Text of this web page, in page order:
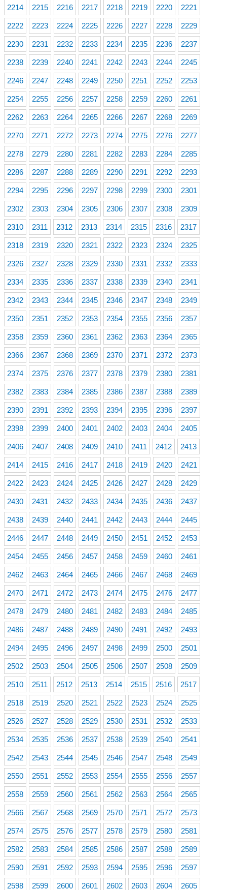
2214 2215 2216 2217 2218 2219 2220 2221
2222 2223 2224 2225 2226 2227 2228 2229
2230 2231 2232 2233 2234 2235 2236 2237
2238 2239 2240 2241 2242 2243 2244 2245
2246 2247 2248 2249 2250 2251 2252 2253
2254 2255 2256 2257 2258 2259 2260 2261
2262 2263 2264 2265 2266 2267 2268 2269
2270 2271 2272 2273 2274 2275 2276 2277
2278 2279 2280 2281 2282 2283 2284 2285
2286 2287 2288 2289 2290 2291 2292 2293
2294 2295 2296 2297 2298 2299 2300 2301
2302 2303 2304 2305 2306 2307 2308 2309
2310 2311 2312 2313 2314 2315 2316 2317
2318 2319 2320 2321 2322 2323 2324 2325
2326 2327 2328 2329 2330 2331 2332 2333
2334 2335 2336 2337 2338 2339 2340 2341
2342 2343 2344 2345 2346 2347 2348 2349
2350 2351 2352 2353 2354 2355 2356 2357
2358 2359 2360 2361 2362 2363 2364 2365
2366 2367 2368 2369 2370 2371 2372 2373
2374 2375 2376 2377 2378 2379 2380 2381
2382 2383 2384 2385 2386 2387 2388 2389
2390 2391 2392 2393 2394 2395 2396 2397
2398 2399 2400 2401 2402 2403 2404 2405
2406 2407 2408 2409 2410 2411 2412 2413
2414 2415 2416 2417 2418 2419 2420 2421
2422 2423 2424 2425 2426 2427 2428 2429
2430 2431 2432 2433 2434 2435 2436 2437
2438 2439 2440 2441 2442 2443 2444 2445
2446 2447 2448 2449 2450 2451 2452 2453
2454 2455 2456 2457 2458 2459 2460 2461
2462 2463 2464 2465 2466 2467 2468 2469
2470 2471 2472 2473 2474 2475 2476 2477
2478 2479 2480 2481 2482 2483 2484 2485
2486 2487 2488 2489 2490 2491 2492 2493
2494 2495 2496 2497 2498 2499 2500 2501
2502 2503 2504 2505 2506 2507 2508 2509
2510 2511 2512 2513 2514 2515 2516 2517
2518 2519 2520 2521 2522 2523 2524 2525
2526 2527 2528 2529 2530 2531 2532 2533
2534 2535 2536 2537 2538 2539 2540 2541
2542 2543 2544 2545 2546 2547 2548 2549
2550 2551 2552 2553 2554 2555 2556 2557
2558 2559 2560 2561 2562 2563 2564 2565
2566 2567 2568 2569 2570 2571 2572 2573
2574 2575 2576 2577 2578 2579 2580 2581
2582 2583 2584 2585 2586 2587 2588 2589
2590 2591 2592 2593 2594 2595 2596 2597
2598 2599 2600 2601 2602 2603 2604 2605